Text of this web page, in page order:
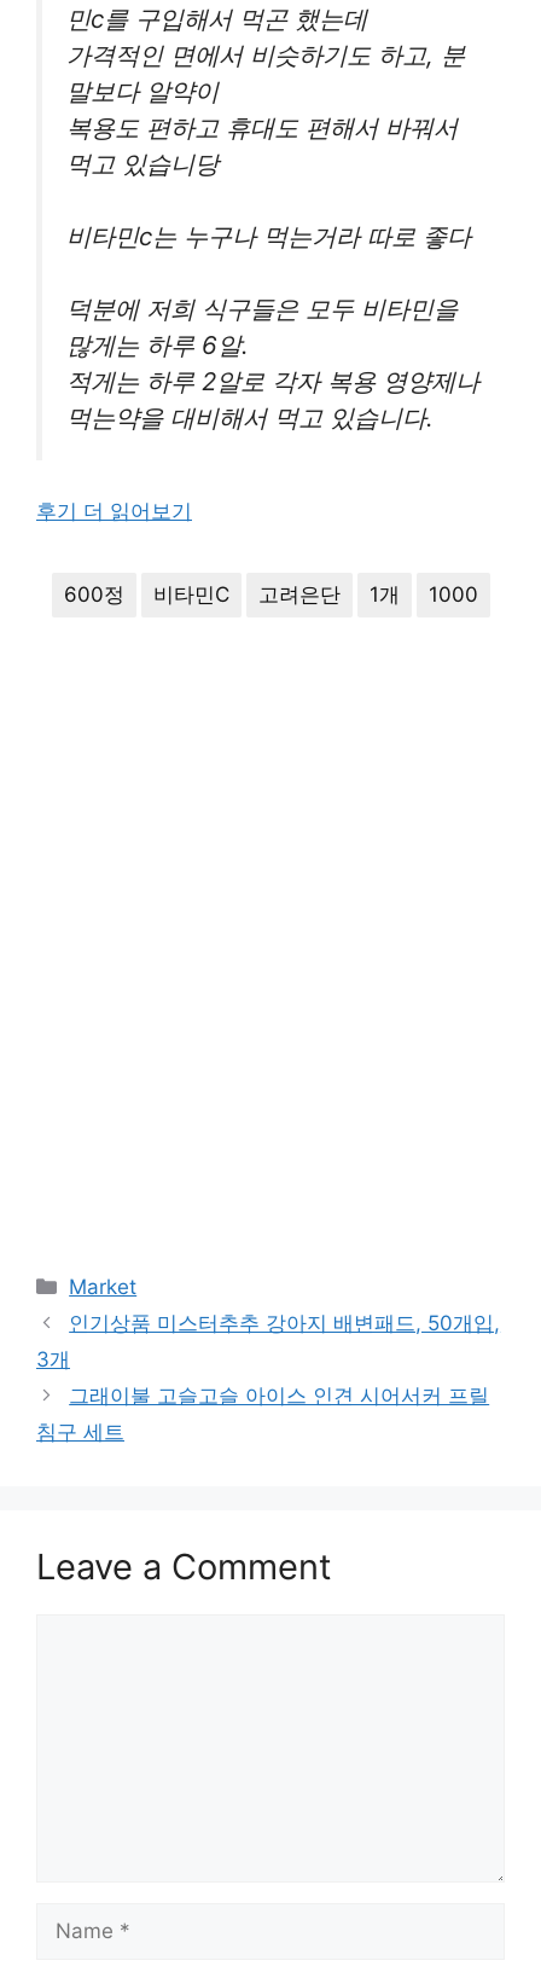
민c를 구입해서 먹곤 했는데
가격적인 면에서 비슷하기도 하고, 분
말보다 알약이
복용도 편하고 휴대도 편해서 바꿔서
먹고 있습니당
비타민c는 누구나 먹는거라 따로 좋다
덕분에 저희 식구들은 모두 비타민을
많게는 하루 6알.
적게는 하루 2알로 각자 복용 영양제나
먹는약을 대비해서 먹고 있습니다.
후기 더 읽어보기
600정 비타민C 고려은단 1개 1000
Categories
Market
인기상품 미스터추추 강아지 배변패드, 50개입,
3개
그래이불 고슬고슬 아이스 인견 시어서커 프릴
침구 세트
Leave a Comment
Name